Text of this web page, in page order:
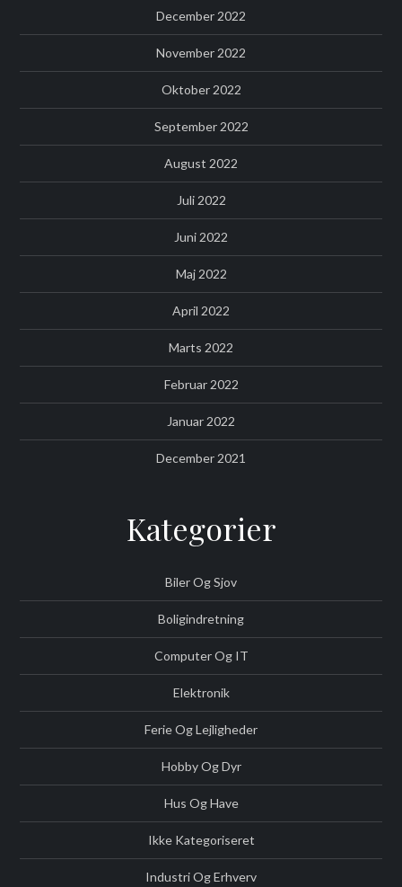
December 2022
November 2022
Oktober 2022
September 2022
August 2022
Juli 2022
Juni 2022
Maj 2022
April 2022
Marts 2022
Februar 2022
Januar 2022
December 2021
Kategorier
Biler Og Sjov
Boligindretning
Computer Og IT
Elektronik
Ferie Og Lejligheder
Hobby Og Dyr
Hus Og Have
Ikke Kategoriseret
Industri Og Erhverv